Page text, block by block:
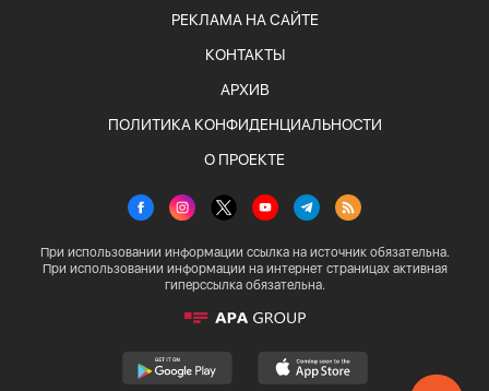
РЕКЛАМА НА САЙТЕ
КОНТАКТЫ
АРХИВ
ПОЛИТИКА КОНФИДЕНЦИАЛЬНОСТИ
О ПРОЕКТЕ
При использовании информации ссылка на источник обязательна.
При использовании информации на интернет страницах активная
гиперссылка обязательна.